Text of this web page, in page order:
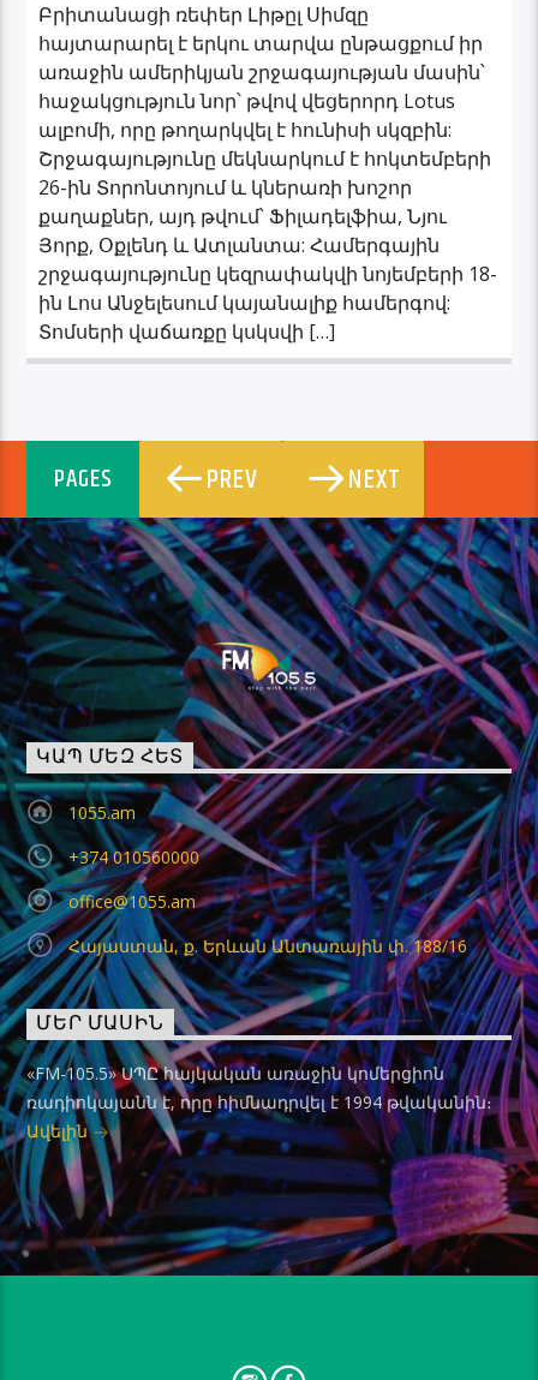
Բրիտանացի ռեփեր Լիթըլ Սիմզը
հայտարարել է երկու տարվա ընթացքում իր
առաջին ամերիկյան շրջագայության մասին՝
հաջակցություն նոր՝ թվով վեցերորդ Lotus
ալբոմի, որը թողարկվել է հունիսի սկզբին:
Շրջագայությունը մեկնարկում է հոկտեմբերի
26-ին Տորոնտոյում և կներառի խոշոր
քաղաքներ, այդ թվում՝ Ֆիլադելֆիա, Նյու
Յորք, Օքլենդ և Ատլանտա: Համերգային
շրջագայությունը կեզրափակվի նոյեմբերի 18-
ին Լոս Անջելեսում կայանալիք համերգով:
Տոմսերի վաճառքը կսկսվի […]
PAGES PREV NEXT
ԿԱՊ ՄԵԶ ՀԵՏ
1055.am
+374 010560000
office@1055.am
Հայաստան, ք. Երևան Անտառային փ. 188/16
ՄԵՐ ՄԱՍԻՆ
«FM-105.5» ՍՊԸ հայկական առաջին կոմերցիոն
ռադիոկայանն է, որը հիմնադրվել է 1994 թվականին։
Ավելին